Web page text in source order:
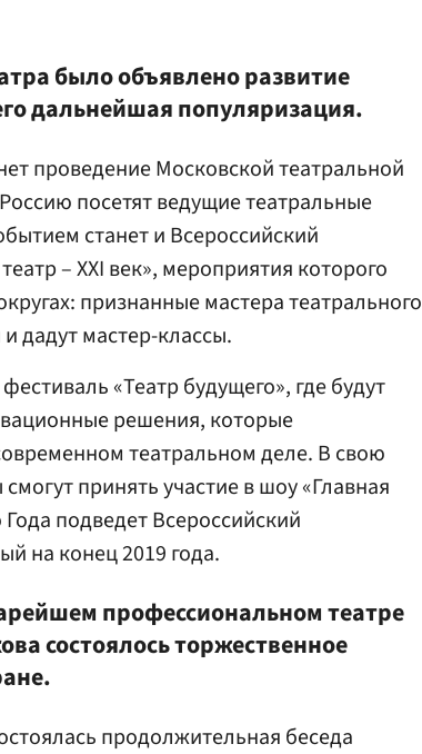
было объявлено развитие
дальнейшая популяризация.
проведение Московской театральной
посетят ведущие театральные
станет и Всероссийский
– XXI век», мероприятия которого
признанные мастера театрального
дадут мастер-классы.
«Театр будущего», где будут
решения, которые
театральном деле. В свою
принять участие в шоу «Главная
подведет Всероссийский
на конец 2019 года.
профессиональном театре
состоялось торжественное
продолжительная беседа